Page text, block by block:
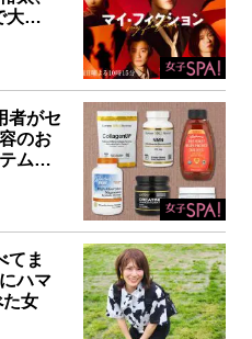
大…
者がセ
のお
テム…
てま
ハマ
た女